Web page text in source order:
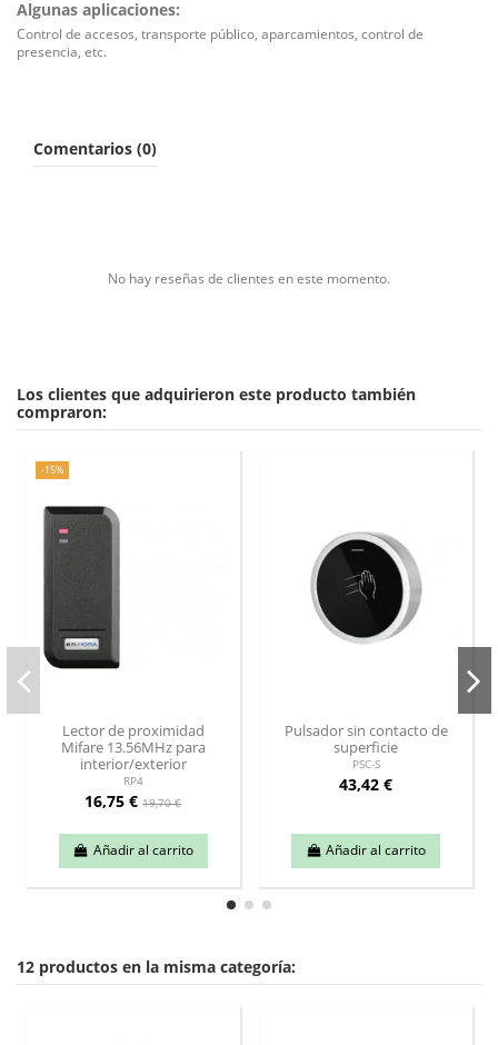
Algunas aplicaciones:
Control de accesos, transporte público, aparcamientos, control de
presencia, etc.
Comentarios (0)
No hay reseñas de clientes en este momento.
Los clientes que adquirieron este producto también
compraron:
-15%
Lector de proximidad
Mifare 13.56MHz para
interior/exterior
RP4
16,75 €19,70 €
Añadir al carrito
Pulsador sin contacto de
superficie
PSC-S
43,42 €
Añadir al carrito
12 productos en la misma categoría: